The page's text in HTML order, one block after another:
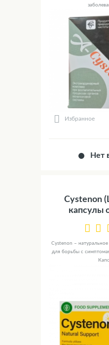
Избранное
Нет
Cystenon
капсулы
Cystenon – натуральное
для борьбы с